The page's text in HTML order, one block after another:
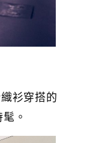
衫穿搭的
。